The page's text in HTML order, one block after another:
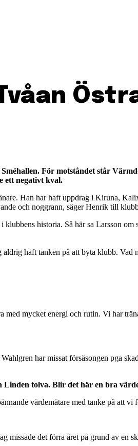
För motståndet står
ett negativt kval.
Han har haft uppdrag i Kiruna,
och noggrann, säger Henrik till
historia. Så här sa Larsson
haft tanken på att byta klubb. Vad
mycket energi och rutin. Vi har
har missat försäsongen pga
tolva. Blir det här en bra
värdemätare med tanke på att vi
det förra året på grund av en